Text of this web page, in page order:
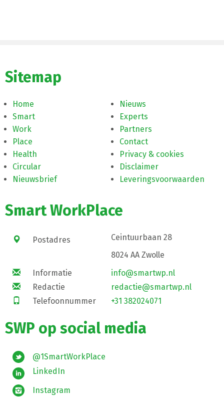
Sitemap
Home
Smart
Work
Place
Health
Circular
Nieuwsbrief
Nieuws
Experts
Partners
Contact
Privacy & cookies
Disclaimer
Leveringsvoorwaarden
Smart WorkPlace
Postadres
Ceintuurbaan 28
8024 AA Zwolle
Informatie
info@smartwp.nl
Redactie
redactie@smartwp.nl
Telefoonnummer
+31 382024071
SWP op social media
@1SmartWorkPlace
LinkedIn
Instagram